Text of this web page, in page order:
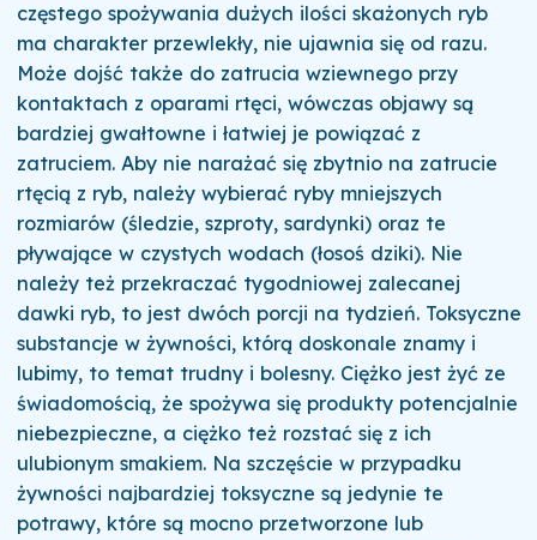
częstego spożywania dużych ilości skażonych ryb
ma charakter przewlekły, nie ujawnia się od razu.
Może dojść także do zatrucia wziewnego przy
kontaktach z oparami rtęci, wówczas objawy są
bardziej gwałtowne i łatwiej je powiązać z
zatruciem. Aby nie narażać się zbytnio na zatrucie
rtęcią z ryb, należy wybierać ryby mniejszych
rozmiarów (śledzie, szproty, sardynki) oraz te
pływające w czystych wodach (łosoś dziki). Nie
należy też przekraczać tygodniowej zalecanej
dawki ryb, to jest dwóch porcji na tydzień. Toksyczne
substancje w żywności, którą doskonale znamy i
lubimy, to temat trudny i bolesny. Ciężko jest żyć ze
świadomością, że spożywa się produkty potencjalnie
niebezpieczne, a ciężko też rozstać się z ich
ulubionym smakiem. Na szczęście w przypadku
żywności najbardziej toksyczne są jedynie te
potrawy, które są mocno przetworzone lub